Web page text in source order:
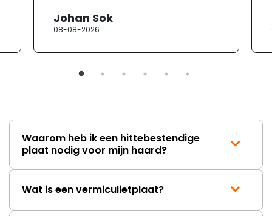
Johan Sok
08-08-2026
Waarom heb ik een hittebestendige
plaat nodig voor mijn haard?
Wat is een vermiculietplaat?